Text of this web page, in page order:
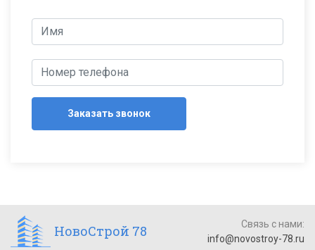
Заказать звонок
НовоСтрой 78
Связь с нами:
info@novostroy-78.ru